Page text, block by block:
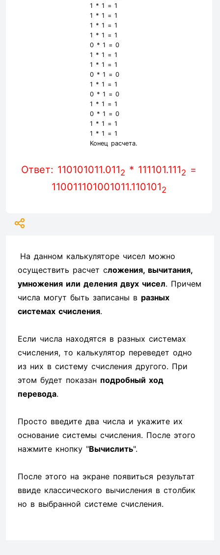
1 *1 =1
1 *1 =1
1 *1 =1
1 *1 =1
0 *1 =0
1 *1 =1
1 *1 =1
0 *1 =0
1 *1 =1
0 *1 =0
1 *1 =1
0 *1 =0
1 *1 =1
1 *1 =1
Конец расчета.
Ответ: 110101011.0112 * 111101.1112 =
110011101001011.1101012
На данном калькуляторе чисел можно
осуществить расчет сложения, вычитания,
умножения или деления двух чисел. Причем
числа могут быть записаны в разных
системах счисления.
Если числа находятся в разных системах
счисления, то калькулятор переведет одно
из них в систему счисления другого. При
этом будет показан подробный ход
перевода.
Просто введите два числа и укажите их
основание системы счисления. После этого
нажмите кнопку "Вычислить".
После этого на экране появиться результат
ввиде классического вычисления в столбик
но в выбранной системе счисления.